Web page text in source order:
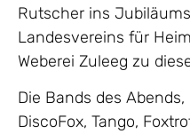
Rutscher ins
Landesvereins für
Weberei Zuleeg zu
Die Bands des
DiscoFox, Tango,